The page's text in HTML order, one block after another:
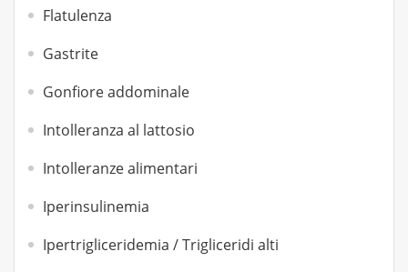
Flatulenza
Gastrite
Gonfiore addominale
Intolleranza al lattosio
Intolleranze alimentari
Iperinsulinemia
Ipertrigliceridemia / Trigliceridi alti